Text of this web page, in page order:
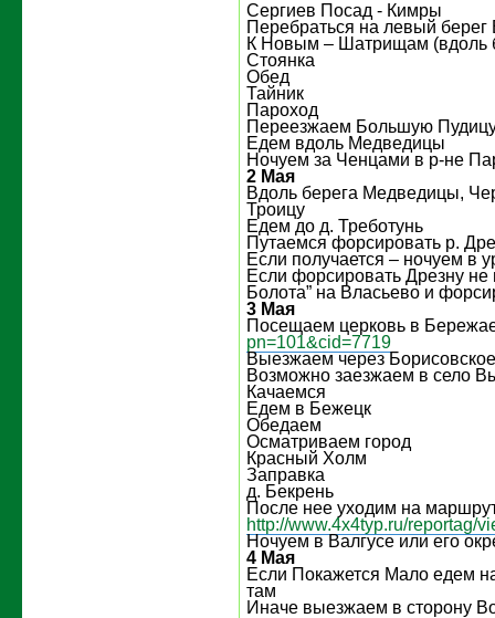
Сергиев Посад - Кимры
Перебраться на левый берег
К Новым – Шатрищам (вдоль
Стоянка
Обед
Тайник
Пароход
Переезжаем Большую
Едем вдоль Медведицы
Ночуем за Ченцами в р-не
2 Мая
Вдоль берега Медведицы,
Троицу
Едем до д. Треботунь
Путаемся форсировать р.
Если получается – ночуем в
Если форсировать Дрезну не
Болота” на Власьево и
3 Мая
Посещаем церковь в
pn=101&cid=7719
Выезжаем через Борисовское
Возможно заезжаем в село
Качаемся
Едем в Бежецк
Обедаем
Осматриваем город
Красный Холм
Заправка
д. Бекрень
После нее уходим на
http://www.4x4typ.ru/reportag/
Ночуем в Валгусе или его
4 Мая
Если Покажется Мало едем
там
Иначе выезжаем в сторону